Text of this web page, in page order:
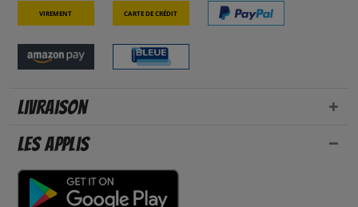
Virement Carte de crédit
Livraison
Les applis